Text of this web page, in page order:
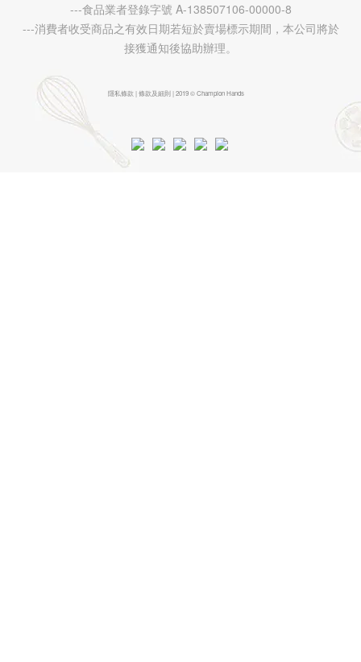
---食品業者登錄字號 A-138507106-00000-8
---消費者收受商品之有效日期若短於賣場標示期間，本公司將於
接獲通知後協助辦理。
隱私條款 | 條款及細則 | 2019 © Champion Hands